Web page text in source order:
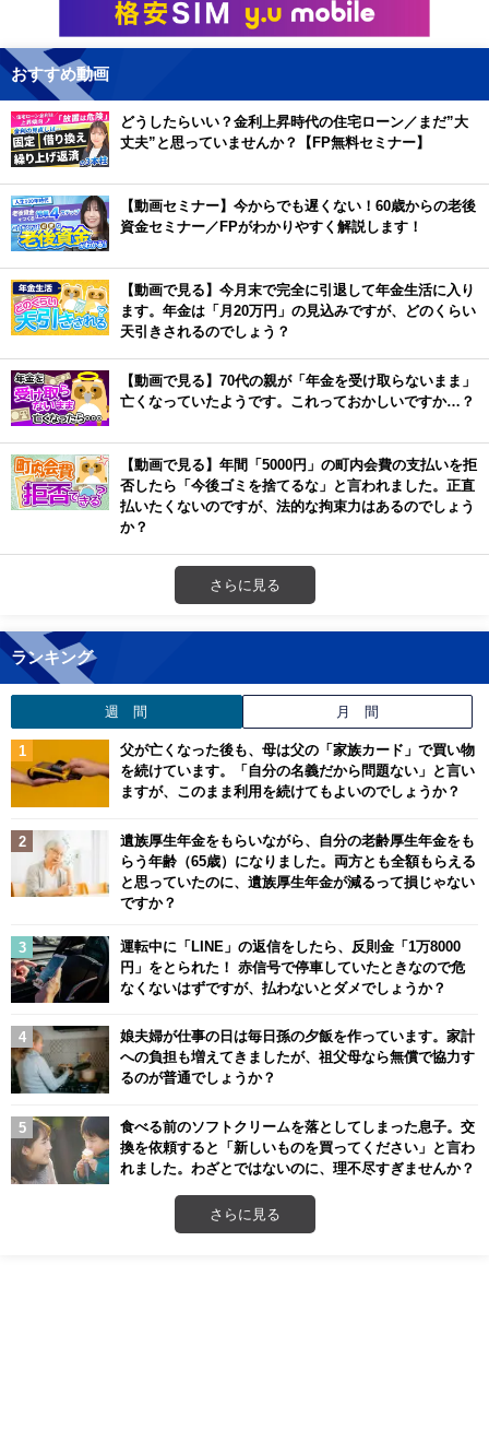
おすすめ動画
どうしたらいい？金利上昇時代の住宅ローン／まだ”大
丈夫”と思っていませんか？【FP無料セミナー】
【動画セミナー】今からでも遅くない！60歳からの老後
資金セミナー／FPがわかりやすく解説します！
【動画で見る】今月末で完全に引退して年金生活に入り
ます。年金は「月20万円」の見込みですが、どのくらい
天引きされるのでしょう？
【動画で見る】70代の親が「年金を受け取らないまま」
亡くなっていたようです。これっておかしいですか…？
【動画で見る】年間「5000円」の町内会費の支払いを拒
否したら「今後ゴミを捨てるな」と言われました。正直
払いたくないのですが、法的な拘束力はあるのでしょう
か？
さらに見る
ランキング
週 間 月 間
父が亡くなった後も、母は父の「家族カード」で買い物
を続けています。「自分の名義だから問題ない」と言い
ますが、このまま利用を続けてもよいのでしょうか？
遺族厚生年金をもらいながら、自分の老齢厚生年金をも
らう年齢（65歳）になりました。両方とも全額もらえる
と思っていたのに、遺族厚生年金が減るって損じゃない
ですか？
運転中に「LINE」の返信をしたら、反則金「1万8000
円」をとられた！ 赤信号で停車していたときなので危
なくないはずですが、払わないとダメでしょうか？
娘夫婦が仕事の日は毎日孫の夕飯を作っています。家計
への負担も増えてきましたが、祖父母なら無償で協力す
るのが普通でしょうか？
食べる前のソフトクリームを落としてしまった息子。交
換を依頼すると「新しいものを買ってください」と言わ
れました。わざとではないのに、理不尽すぎませんか？
さらに見る